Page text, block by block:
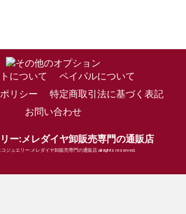
について
ペイパルについて
リシー
特定商取引法に基づく表記
お問い合わせ
ー:メレダイヤ卸販売専門の通販店
コジュエリー:メレダイヤ卸販売専門の通販店 all rights reserved.